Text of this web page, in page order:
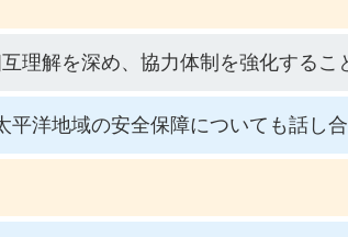
理解を深め、協力体制を強化するこ
洋地域の安全保障についても話し合